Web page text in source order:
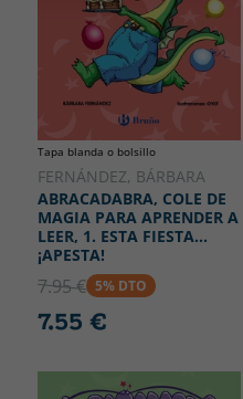
Tapa blanda o bolsillo
FERNÁNDEZ, BÁRBARA
ABRACADABRA, COLE DE
MAGIA PARA APRENDER A
LEER, 1. ESTA FIESTA...
¡APESTA!
7.95 € 5% DTO
7.55 €